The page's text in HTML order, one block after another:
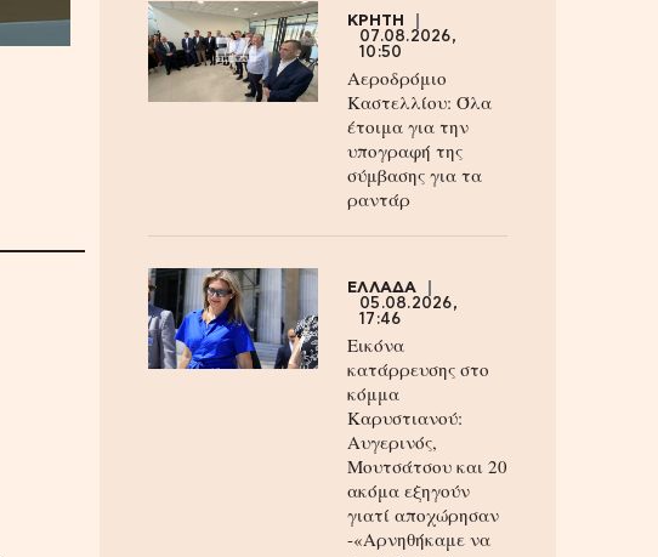
ΚΡΗΤΗ
07.08.2026,
10:50
Αεροδρόμιο
Καστελλίου: Όλα
έτοιμα για την
υπογραφή της
σύμβασης για τα
ραντάρ
ΕΛΛΑΔΑ
05.08.2026,
17:46
Εικόνα
κατάρρευσης στο
κόμμα
Καρυστιανού:
Αυγερινός,
Μουτσάτσου και 20
ακόμα εξηγούν
γιατί αποχώρησαν
-«Αρνηθήκαμε να